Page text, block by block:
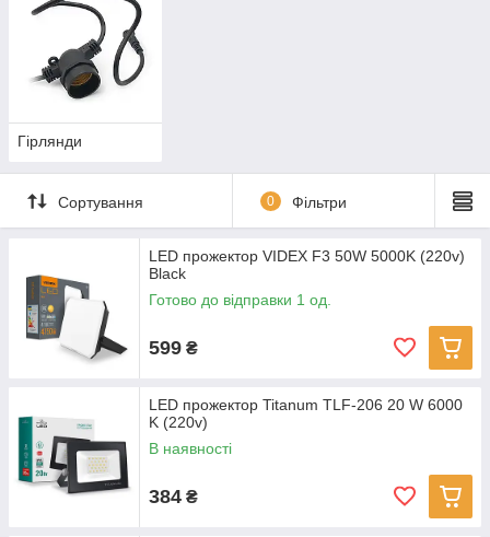
Гірлянди
Сортування 0 Фільтри
LED прожектор VIDEX F3 50W 5000K (220v)
Black
Готово до відправки 1 од.
599 ₴
LED прожектор Titanum TLF-206 20 W 6000
K (220v)
В наявності
384 ₴